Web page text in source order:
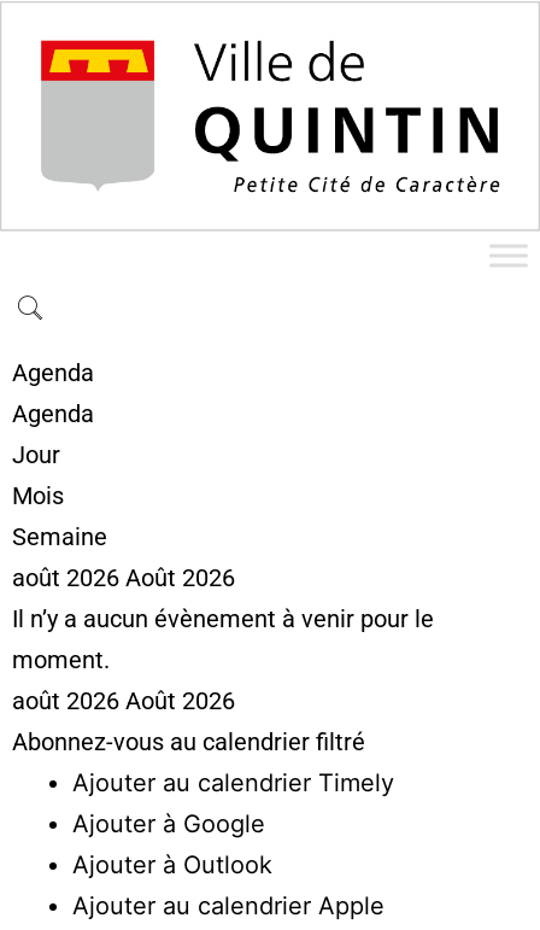
Agenda
Agenda
Jour
Mois
Semaine
août 2026 Août 2026
Il n’y a aucun évènement à venir pour le
moment.
août 2026 Août 2026
Abonnez-vous au calendrier filtré
Ajouter au calendrier Timely
Ajouter à Google
Ajouter à Outlook
Ajouter au calendrier Apple